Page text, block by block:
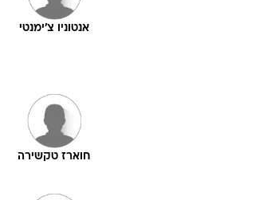
אנטוניו צ'ימנטי
חוארז טקשירה